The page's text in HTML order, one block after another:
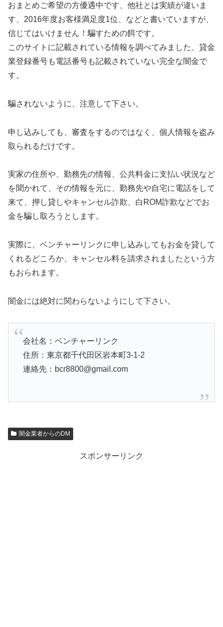
おまとめご希望の方優遇中です、他社とは実績が違いま
す、2016年度お客様満足度1位、などと書いていますが、
信じてはいけません！騙すための餌です。
このサイトに記載されている情報を調べてみました、貸金
業登録番号も電話番号も記載されていない完全な闇金で
す。
騙されないように、注意して下さい。
申し込みしても、審査をするのではなく、個人情報を盗み
取られるだけです。
実家の住所や、勤務先の情報、公共料金に支払い状況など
を聞かれて、その情報を元に、勤務先や自宅に電話をして
来て、押し貸しやキャンセル詐欺、白ROM詐欺などでお
金を騙し取ろうとします。
実際に、ベンチャーリンクに申し込みしてもお金を貸して
くれるどころか、キャンセル料を請求されましたという方
もおられます。
闇金には絶対に関わらないようにして下さい。
会社名：ベンチャーリンク
住所：東京都千代田区岩本町3-1-2
連絡先：bcr8800@gmail.com
闇金業者からのDM
スポンサーリンク